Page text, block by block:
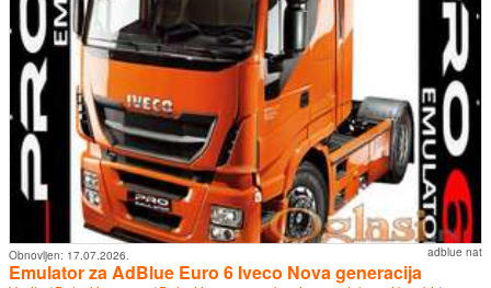
adblue nat
Obnovljen: 17.07.2026.
Emulator za AdBlue Euro 6 Iveco Nova generacija